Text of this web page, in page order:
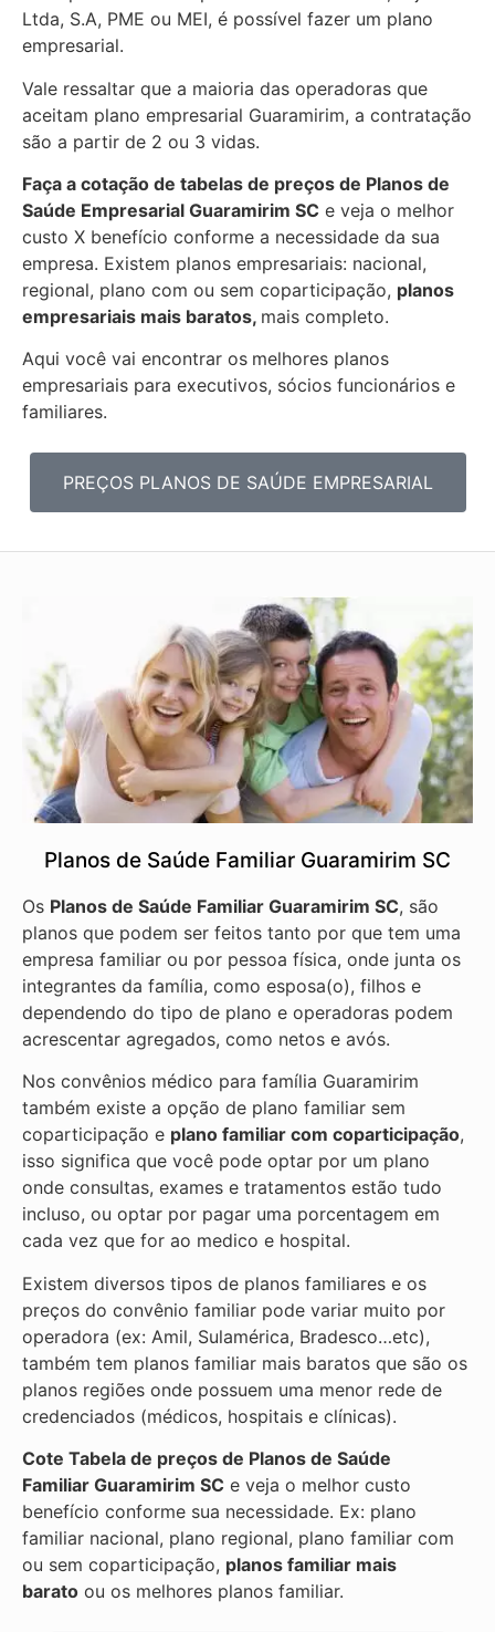
Ltda, S.A, PME ou MEI, é possível fazer um plano
empresarial.
Vale ressaltar que a maioria das operadoras que
aceitam plano empresarial Guaramirim, a contratação
são a partir de 2 ou 3 vidas.
Faça a cotação de tabelas de preços de Planos de
Saúde Empresarial Guaramirim SC e veja o melhor
custo X benefício conforme a necessidade da sua
empresa. Existem planos empresariais: nacional,
regional, plano com ou sem coparticipação, planos
empresariais mais baratos, mais completo.
Aqui você vai encontrar os melhores planos
empresariais para executivos, sócios funcionários e
familiares.
PREÇOS PLANOS DE SAÚDE EMPRESARIAL
Planos de Saúde Familiar Guaramirim SC
Os Planos de Saúde Familiar Guaramirim SC, são
planos que podem ser feitos tanto por que tem uma
empresa familiar ou por pessoa física, onde junta os
integrantes da família, como esposa(o), filhos e
dependendo do tipo de plano e operadoras podem
acrescentar agregados, como netos e avós.
Nos convênios médico para família Guaramirim
também existe a opção de plano familiar sem
coparticipação e plano familiar com coparticipação,
isso significa que você pode optar por um plano
onde consultas, exames e tratamentos estão tudo
incluso, ou optar por pagar uma porcentagem em
cada vez que for ao medico e hospital.
Existem diversos tipos de planos familiares e os
preços do convênio familiar pode variar muito por
operadora (ex: Amil, Sulamérica, Bradesco…etc),
também tem planos familiar mais baratos que são os
planos regiões onde possuem uma menor rede de
credenciados (médicos, hospitais e clínicas).
Cote Tabela de preços de Planos de Saúde
Familiar Guaramirim SC e veja o melhor custo
benefício conforme sua necessidade. Ex: plano
familiar nacional, plano regional, plano familiar com
ou sem coparticipação, planos familiar mais
barato ou os melhores planos familiar.